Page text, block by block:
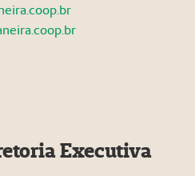
Executiva